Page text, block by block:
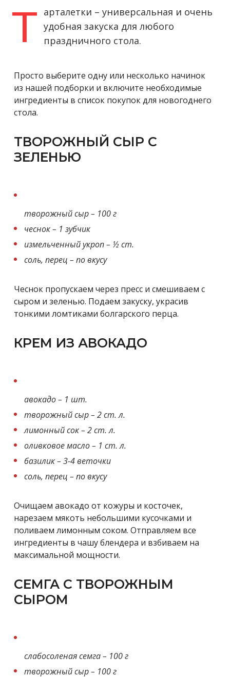
Т арталетки – универсальная и очень
удобная закуска для любого
праздничного стола.
Просто выберите одну или несколько начинок
из нашей подборки и включите необходимые
ингредиенты в список покупок для новогоднего
стола.
ТВОРОЖНЫЙ СЫР С
ЗЕЛЕНЬЮ
творожный сыр – 100 г
чеснок – 1 зубчик
измельченный укроп – ½ ст.
соль, перец – по вкусу
Чеснок пропускаем через пресс и смешиваем с
сыром и зеленью. Подаем закуску, украсив
тонкими ломтиками болгарского перца.
КРЕМ ИЗ АВОКАДО
авокадо – 1 шт.
творожный сыр – 2 ст. л.
лимонный сок – 2 ст. л.
оливковое масло – 1 ст. л.
базилик – 3-4 веточки
соль, перец – по вкусу
Очищаем авокадо от кожуры и косточек,
нарезаем мякоть небольшими кусочками и
поливаем лимонным соком. Отправляем все
ингредиенты в чашу блендера и взбиваем на
максимальной мощности.
СЕМГА С ТВОРОЖНЫМ
СЫРОМ
слабосоленая семга – 100 г
творожный сыр – 100 г